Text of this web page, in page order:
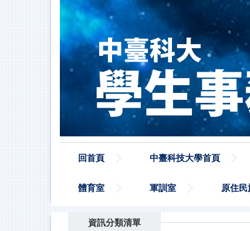
回首頁 中臺科技大學首頁
體育室 軍訓室 原住
資訊分類清單